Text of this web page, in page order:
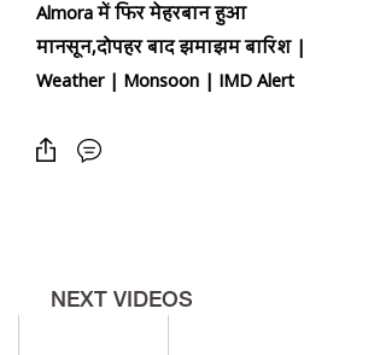
Almora में फिर मेहरबान हुआ
मानसून,दोपहर बाद झमाझम बारिश |
Weather | Monsoon | IMD Alert
NEXT VIDEOS